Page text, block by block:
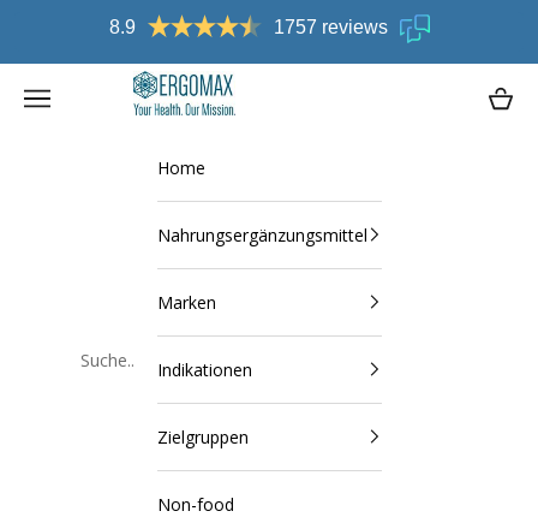
Kostenlose Lieferung in DE ab € 75,-
Ergomax
Navigationsmenü öffnen
Home
Nahrungsergänzungsmittel
Marken
Indikationen
Zielgruppen
Non-food